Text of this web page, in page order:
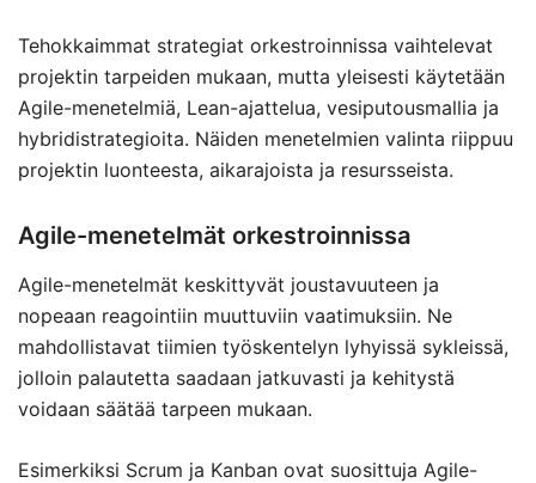
Tehokkaimmat strategiat orkestroinnissa vaihtelevat
projektin tarpeiden mukaan, mutta yleisesti käytetään
Agile-menetelmiä, Lean-ajattelua, vesiputousmallia ja
hybridistrategioita. Näiden menetelmien valinta riippuu
projektin luonteesta, aikarajoista ja resursseista.
Agile-menetelmät orkestroinnissa
Agile-menetelmät keskittyvät joustavuuteen ja
nopeaan reagointiin muuttuviin vaatimuksiin. Ne
mahdollistavat tiimien työskentelyn lyhyissä sykleissä,
jolloin palautetta saadaan jatkuvasti ja kehitystä
voidaan säätää tarpeen mukaan.
Esimerkiksi Scrum ja Kanban ovat suosittuja Agile-